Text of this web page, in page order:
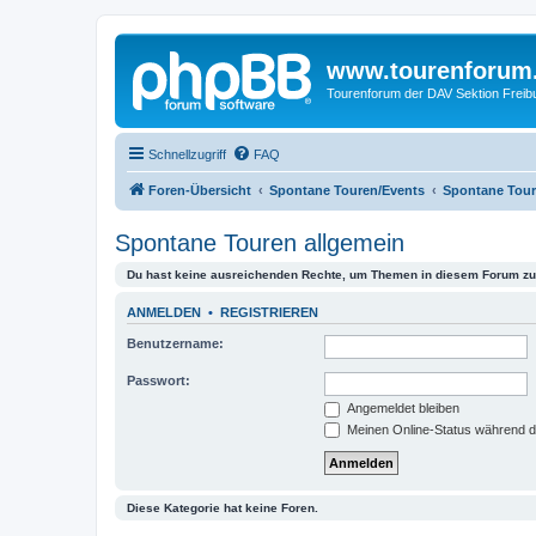
Tourenforum der DAV Sektion
Schnellzugriff FAQ
Foren-Übersicht Spontane Touren/Events Spontane
Spontane Touren allgemein
Du hast keine ausreichenden Rechte, um Themen in diesem Forum
ANMELDEN • REGISTRIEREN
Benutzername:
Passwort:
Angemeldet bleiben
Meinen Online-Status während
Diese Kategorie hat keine Foren.